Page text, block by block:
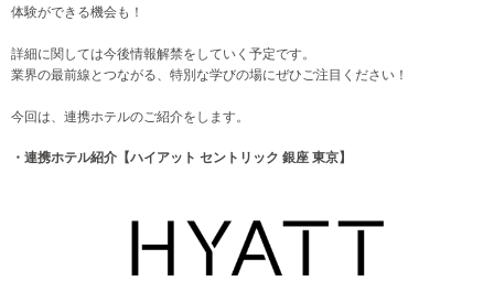
体験ができる機会も！
詳細に関しては今後情報解禁をしていく予定です。
業界の最前線とつながる、特別な学びの場にぜひご注目ください！
今回は、連携ホテルのご紹介をします。
・連携ホテル紹介【ハイアット セントリック 銀座 東京】